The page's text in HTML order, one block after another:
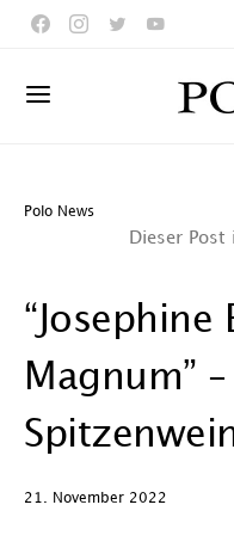
Polo News
Dieser
“Josephine
Magnum”
21. November 2022